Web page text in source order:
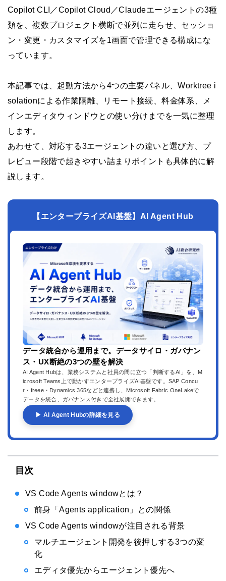
Copilot CLI／Copilot Cloud／Claudeエージェントの3種
類を、複数プロジェクト横断で並列に走らせ、セッショ
ン・変更・カスタマイズを1画面で管理できる構成にな
っています。
本記事では、起動方法から4つの主要パネル、Worktree i
solationによる作業隔離、リモート接続、料金体系、メ
インエディタウィンドウとの使い分けまでを一気に整理
します。
あわせて、対応する3エージェントの違いと選び方、プ
レビュー段階で起きやすい詰まりポイントも具体的に解
説します。
【エンタープライズAI基盤】AI Agent Hub
データ統合から運用まで。データサイロ・ガバナン
ス・UX断絶の3つの壁を解決
AI Agent Hubは、業務システムと社員の間に立つ「判断するAI」を、M
icrosoft Teams上で動かすエンタープライズAI基盤です。SAP Concu
r・freee・Dynamics 365などと連携し、Microsoft Fabric OneLakeで
データを統合、ガバナンス付きで全社展開できます。
▶ AI Agent Hubの詳細を見る
目次
VS Code Agents windowとは？
前身「Agents application」との関係
VS Code Agents windowが注目される背景
マルチエージェント開発を後押しする3つの変
化
エディタ優先からエージェント優先へ